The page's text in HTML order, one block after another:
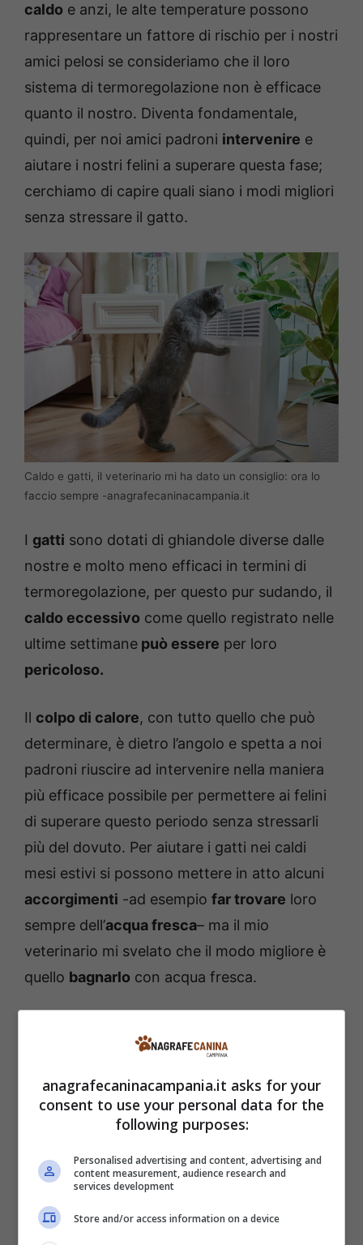
caldo e anzi, le alte temperature possono
rappresentare un fattore di rischio per i nostri
amici pelosi se consideriamo che il loro
sistema di termoregolazione non è efficace
quanto il nostro. Diventa fondamentale,
quindi, per noi amici padroni intervenire e
aiutare i nostri felini a superare questa fase;
cerchiamo di capire quali siano i modi migliori
senza stressare il gatto.
Caldo e gatti, il veterinario mi ha dato un consiglio: ora lo
faccio sempre -anagrafecaninacampania.it
I gatti sono dotati di ghiandole diverse dalle
nostre e molto meno efficaci in termini di
termoregolazione, per questo pur sudando, il
caldo eccessivo come quello registrato nelle
ultime settimane può essere per loro
pericoloso.
Il colpo di calore, con tutto quello che può
determinare, è dietro l’angolo e spetta a noi
padroni riuscire ad intervenire nella maniera
più efficace possibile per permettere ai felini
di superare questo periodo senza stressarli
più del dovuto. Per aiutare i gatti nei caldi
mesi estivi si possono mettere in atto alcuni
accorgimenti -ad esempio far trovare loro
sempre dell’acqua fresca– ma il mio
veterinario mi svelato che il modo migliore è
quello bagnarlo con acqua fresca.
Come aiutare il gatto a
superare il caldo
Fare il bagno al micio e immergerlo
completamente in acqua non è necessario e
anzi controproducente, meglio bagnarlo solo
in alcunipunti strategici
anagrafecaninacampania.it asks for your
consent to use your personal data for the
following purposes:
Personalised advertising and content, advertising and
content measurement, audience research and
services development
Store and/or access information on a device